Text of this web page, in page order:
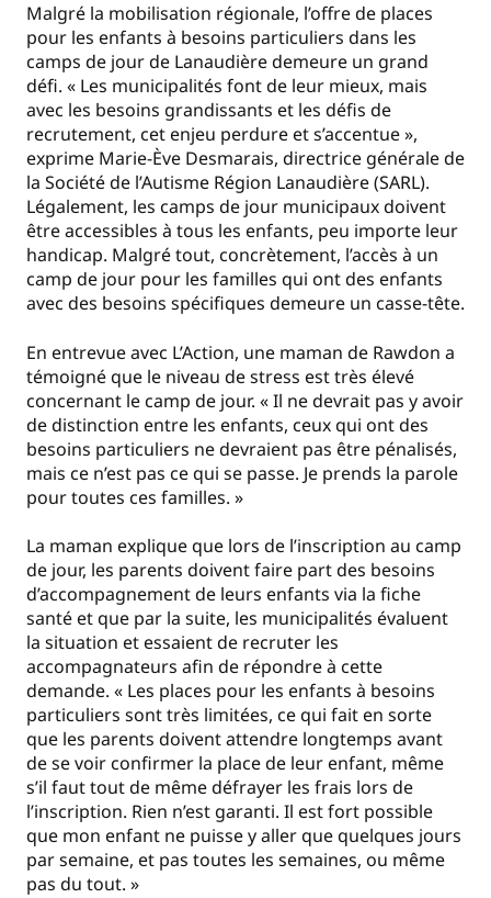
Malgré la mobilisation régionale, l’offre de places
pour les enfants à besoins particuliers dans les
camps de jour de Lanaudière demeure un grand
défi. « Les municipalités font de leur mieux, mais
avec les besoins grandissants et les défis de
recrutement, cet enjeu perdure et s’accentue »,
exprime Marie-Ève Desmarais, directrice générale de
la Société de l’Autisme Région Lanaudière (SARL).
Légalement, les camps de jour municipaux doivent
être accessibles à tous les enfants, peu importe leur
handicap. Malgré tout, concrètement, l’accès à un
camp de jour pour les familles qui ont des enfants
avec des besoins spécifiques demeure un casse-tête.
En entrevue avec L’Action, une maman de Rawdon a
témoigné que le niveau de stress est très élevé
concernant le camp de jour. « Il ne devrait pas y avoir
de distinction entre les enfants, ceux qui ont des
besoins particuliers ne devraient pas être pénalisés,
mais ce n’est pas ce qui se passe. Je prends la parole
pour toutes ces familles. »
La maman explique que lors de l’inscription au camp
de jour, les parents doivent faire part des besoins
d’accompagnement de leurs enfants via la fiche
santé et que par la suite, les municipalités évaluent
la situation et essaient de recruter les
accompagnateurs afin de répondre à cette
demande. « Les places pour les enfants à besoins
particuliers sont très limitées, ce qui fait en sorte
que les parents doivent attendre longtemps avant
de se voir confirmer la place de leur enfant, même
s’il faut tout de même défrayer les frais lors de
l’inscription. Rien n’est garanti. Il est fort possible
que mon enfant ne puisse y aller que quelques jours
par semaine, et pas toutes les semaines, ou même
pas du tout. »